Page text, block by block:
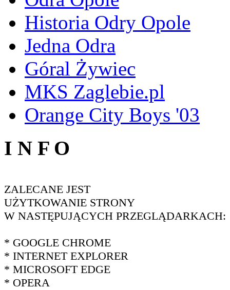
Historia Odry Opole
Jedna Odra
Góral Żywiec
MKS Zaglebie.pl
Orange City Boys '03
I N F O
ZALECANE JEST
UŻYTKOWANIE STRONY
W NASTĘPUJĄCYCH PRZEGLĄDARKACH:
* GOOGLE CHROME
* INTERNET EXPLORER
* MICROSOFT EDGE
* OPERA